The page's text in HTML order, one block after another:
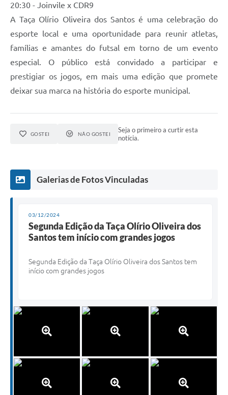
20:30 - Joinvile x CDR9
A Taça Olírio Oliveira dos Santos é uma celebração do
esporte local e uma oportunidade para reunir atletas,
famílias e amantes do futsal em torno de um evento
especial. O público está convidado a participar e
prestigiar os jogos, em mais uma edição que promete
deixar sua marca na história do esporte municipal.
GOSTEI NÃO GOSTEI
Seja o primeiro a curtir esta
notícia.
Galerias de Fotos Vinculadas
03/12/2024
Segunda Edição da Taça Olírio Oliveira dos
Santos tem início com grandes jogos
Segunda Edição da Taça Olírio Oliveira dos Santos tem
início com grandes jogos